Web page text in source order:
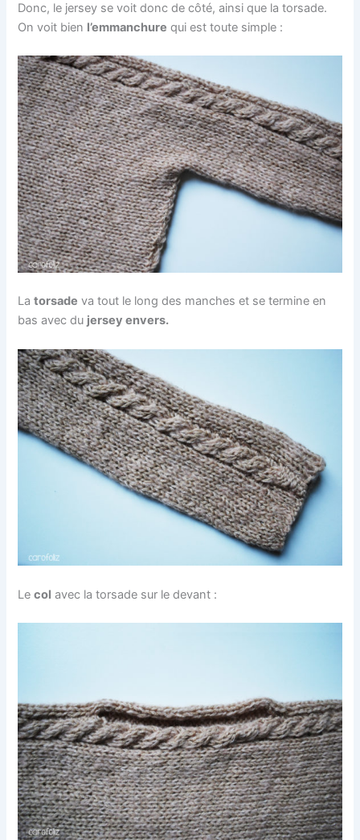
Donc, le jersey se voit donc de côté, ainsi que la torsade.
On voit bien l’emmanchure qui est toute simple :
Latorsade va tout le long des manches et se termine en
bas avec du jersey envers.
Lecol avec la torsade sur le devant :